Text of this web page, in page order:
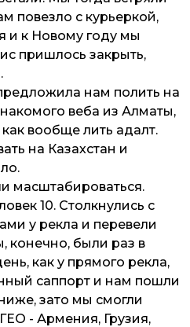
повезло с курьеркой,
и к Новому году мы
пришлось закрыть,
нам полить на
веба из Алматы,
вообще лить адалт.
на Казахстан и
масштабироваться.
10. Столкнулись с
у рекла и перевели
конечно, были раз в
как у прямого рекла,
саппорт и нам пошли
зато мы смогли
- Армения, Грузия,